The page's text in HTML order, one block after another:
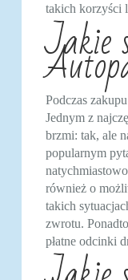
takich korzyści
Jakie
Podczas
Jednym z
brzmi: tak, ale
popularnym
również o
takich
zwrotu.
płatne odcinki